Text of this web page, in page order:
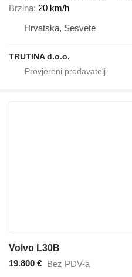
Brzina 20 km/h
Hrvatska, Sesvete
TRUTINA d.o.o.
Volvo L30B
19.800 € Bez PDV-a